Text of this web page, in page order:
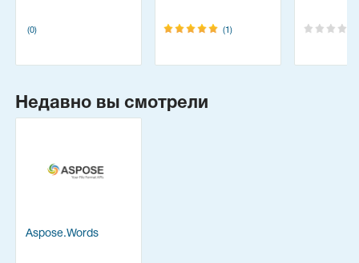
(0) (1)
Недавно вы смотрели
Aspose.Words